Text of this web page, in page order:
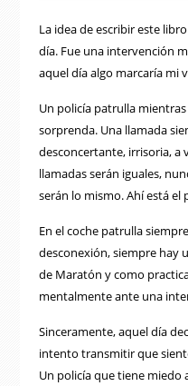
La idea de escribir este
día. Fue una intervención
aquel día algo marcaría mi
Un policía patrulla
sorprenda. Una llamada
desconcertante, irrisoria, a
llamadas serán iguales,
serán lo mismo. Ahí está el
En el coche patrulla
desconexión, siempre hay
de Maratón y como
mentalmente ante una
Sinceramente, aquel día
intento transmitir que
Un policía que tiene miedo